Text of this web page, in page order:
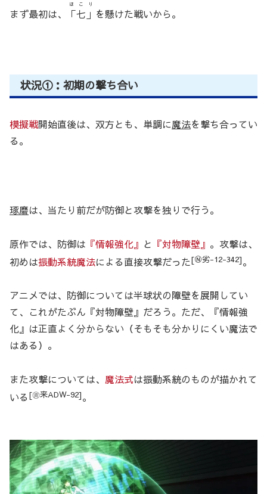
まず最初は、 「七」
ほこり
を懸けた戦いから。
状況①：初期の撃ち合い
模擬戦開始直後は、双方とも、単調に魔法を撃ち合ってい
る。
琢磨は、当たり前だが防御と攻撃を独りで行う。
原作では、防御は 『情報強化』 と 『対物障壁』 。攻撃は、
初めは振動系統魔法による直接攻撃だった[Ⓝ劣-12-342]。
アニメでは、防御については半球状の障壁を展開してい
て、これがたぶん『対物障壁』だろう。ただ、『情報強
化』は正直よく分からない（そもそも分かりにくい魔法で
はある）。
また攻撃については、 魔法式は振動系統のものが描かれて
いる [㊮来ADW-92]。